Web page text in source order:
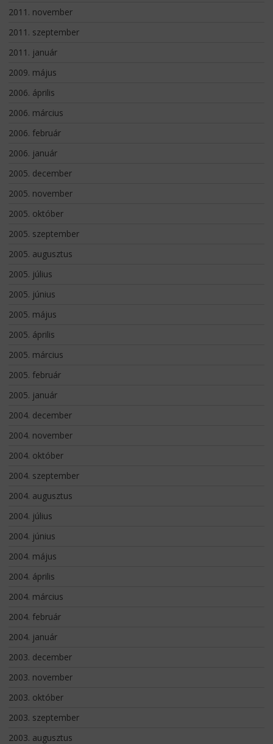
2011. november
2011. szeptember
2011. január
2009. május
2006. április
2006. március
2006. február
2006. január
2005. december
2005. november
2005. október
2005. szeptember
2005. augusztus
2005. július
2005. június
2005. május
2005. április
2005. március
2005. február
2005. január
2004. december
2004. november
2004. október
2004. szeptember
2004. augusztus
2004. július
2004. június
2004. május
2004. április
2004. március
2004. február
2004. január
2003. december
2003. november
2003. október
2003. szeptember
2003. augusztus